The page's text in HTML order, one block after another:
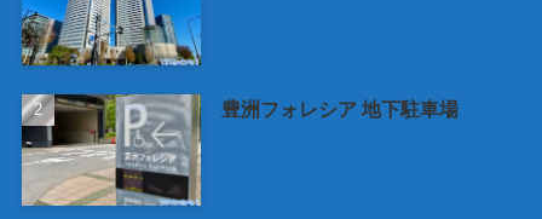
豊洲フォレシア 地下駐車場